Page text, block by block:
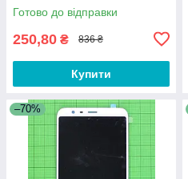
Готово до відправки
250,80 ₴ 836 ₴
Купити
–70%